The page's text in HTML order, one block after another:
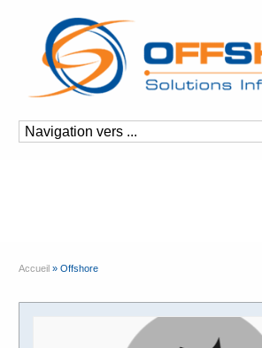
Accueil » Offshore